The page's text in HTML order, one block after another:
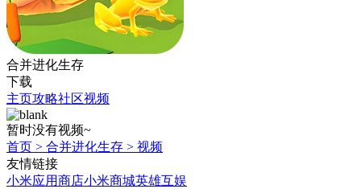
合并进化生存
下载
主页攻略社区视频
暂时没有视频~
首页 > 合并进化生存 > 视频
友情链接
小米应用商店小米商城英雄互娱